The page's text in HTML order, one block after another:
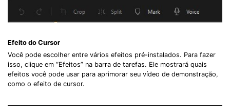
Efeito do Cursor
Você pode escolher entre vários efeitos pré-instalados. Para fazer
isso, clique em “Efeitos” na barra de tarefas. Ele mostrará quais
efeitos você pode usar para aprimorar seu vídeo de demonstração,
como o efeito de cursor.